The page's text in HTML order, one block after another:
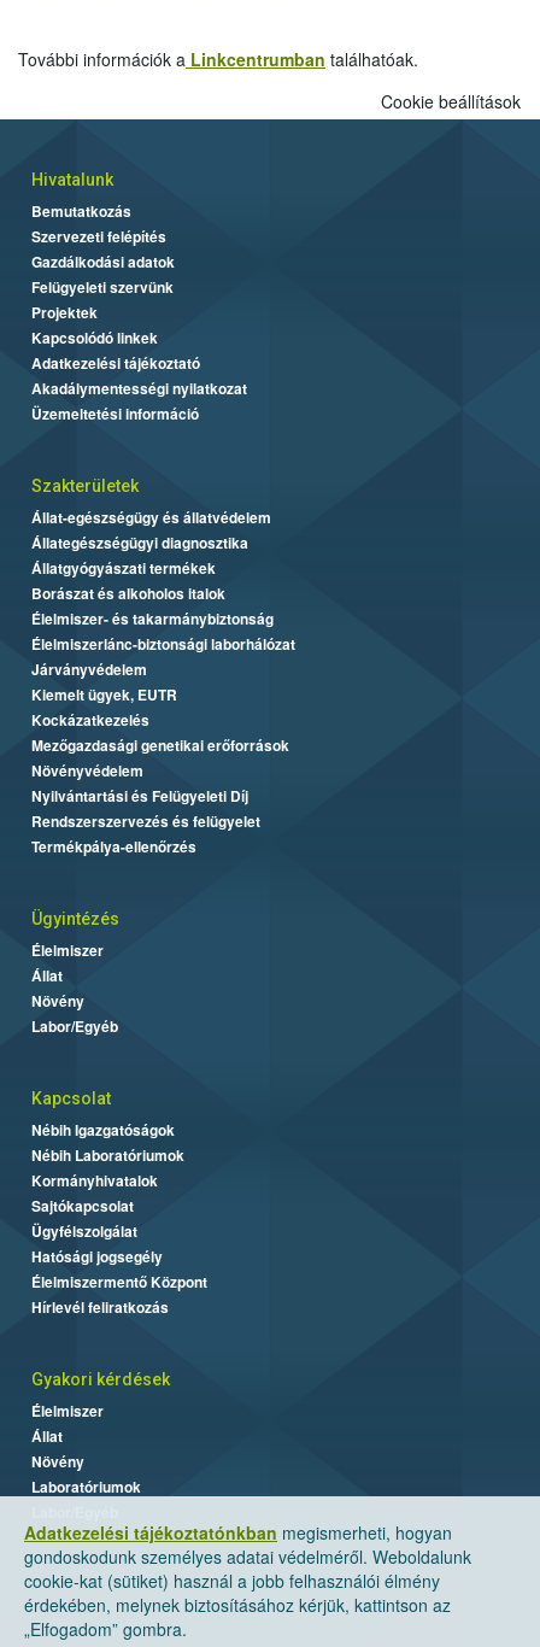
További információk a Linkcentrumban találhatóak.
Adatkezelési tájékoztatónkban megismerheti, hogyan
gondoskodunk személyes adatai védelméről. Weboldalunk
cookie-kat (sütiket) használ a jobb felhasználói élmény
érdekében, melynek biztosításához kérjük, kattintson az
„Elfogadom” gombra.
Cookie beállítások
Hivatalunk
Bemutatkozás
Szervezeti felépítés
Gazdálkodási adatok
Felügyeleti szervünk
Projektek
Kapcsolódó linkek
Adatkezelési tájékoztató
Akadálymentességi nyilatkozat
Üzemeltetési információ
Szakterületek
Állat-egészségügy és állatvédelem
Állategészségügyi diagnosztika
Állatgyógyászati termékek
Borászat és alkoholos italok
Élelmiszer- és takarmánybiztonság
Élelmiszerlánc-biztonsági laborhálózat
Járványvédelem
Kiemelt ügyek, EUTR
Kockázatkezelés
Mezőgazdasági genetikai erőforrások
Növényvédelem
Nyilvántartási és Felügyeleti Díj
Rendszerszervezés és felügyelet
Termékpálya-ellenőrzés
Ügyintézés
Élelmiszer
Állat
Növény
Labor/Egyéb
Kapcsolat
Nébih Igazgatóságok
Nébih Laboratóriumok
Kormányhivatalok
Sajtókapcsolat
Ügyfélszolgálat
Hatósági jogsegély
Élelmiszermentő Központ
Hírlevél feliratkozás
Gyakori kérdések
Élelmiszer
Állat
Növény
Laboratóriumok